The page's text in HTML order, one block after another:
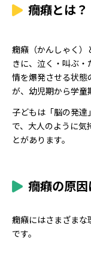
癇癪とは？
癇癪（かんしゃく）
きに、泣く・叫ぶ
情を爆発させる状態
が、幼児期から学童
子どもは「脳の発
で、大人のように気
とがあります。
癇癪の原因
癇癪にはさまざまな
です。